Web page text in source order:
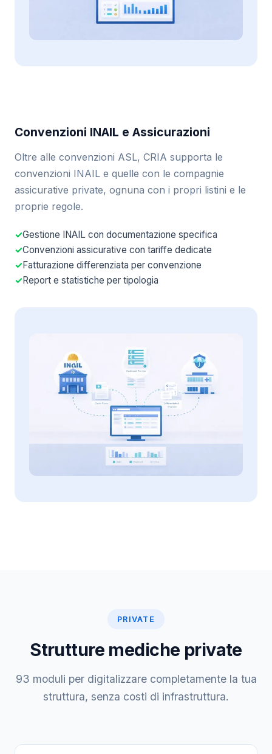
Convenzioni INAIL e Assicurazioni
Oltre alle convenzioni ASL, CRIA supporta le
convenzioni INAIL e quelle con le compagnie
assicurative private, ognuna con i propri listini e le
proprie regole.
Gestione INAIL con documentazione specifica
Convenzioni assicurative con tariffe dedicate
Fatturazione differenziata per convenzione
Report e statistiche per tipologia
PRIVATE
Strutture mediche private
93 moduli per digitalizzare completamente la tua
struttura, senza costi di infrastruttura.